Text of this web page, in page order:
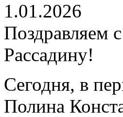
1.01.2026
Поздравляем
Рассадину!
Сегодня, в
Полина